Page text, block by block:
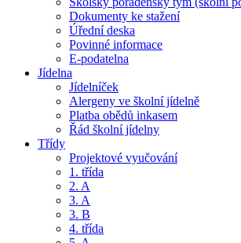
Dokumenty ke stažení
Úřední deska
Povinné informace
E-podatelna
Jídelna
Jídelníček
Alergeny ve školní jídelně
Platba obědů inkasem
Řád školní jídelny
Třídy
Projektové vyučování
1. třída
2. A
3. A
3. B
4. třída